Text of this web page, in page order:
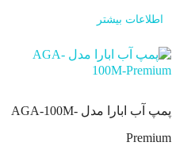
اطلاعات بیشتر
پمپ آب ابارا مدل AGA-100M-
Premium